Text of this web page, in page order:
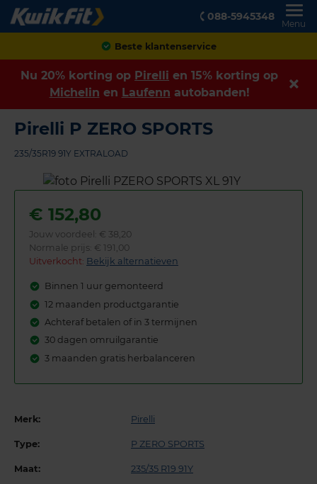
088-5945348
Menu
Achteraf betalen
Nu 20% korting op Pirelli en 15% korting op
Michelin en Laufenn autobanden!
Pirelli P ZERO SPORTS
235/35R19 91Y EXTRALOAD
€ 152,80
Jouw voordeel: € 38,20
Normale prijs: € 191,00
Uitverkocht: Bekijk alternatieven
Binnen 1 uur gemonteerd
12 maanden productgarantie
Achteraf betalen of in 3 termijnen
30 dagen omruilgarantie
3 maanden gratis herbalanceren
Merk: Pirelli
Type: P ZERO SPORTS
Maat: 235/35 R19 91Y